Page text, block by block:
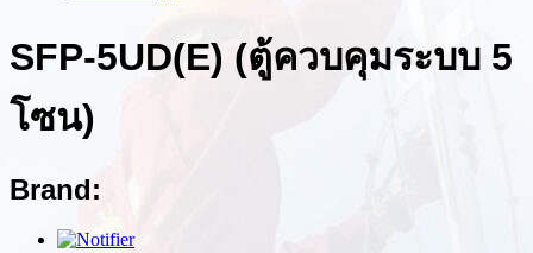
SFP-5UD(E) (ตู้ควบคุมระบบ 5
โซน)
Brand: